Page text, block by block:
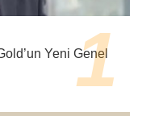
Yeni Genel